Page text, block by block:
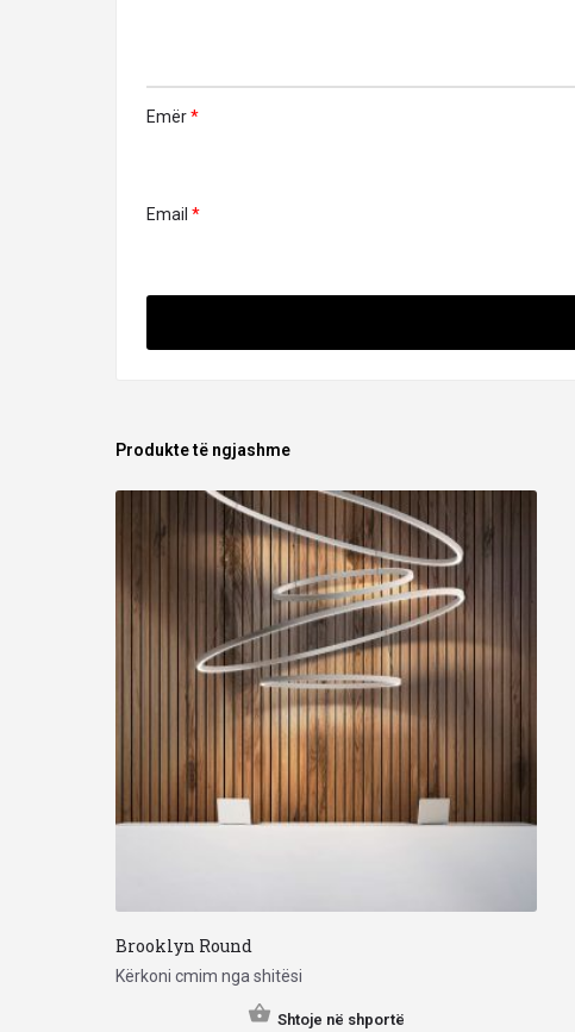
Emër*
Email *
Produkte të ngjashme
Brooklyn Round
Kërkoni cmim nga shitësi
Shtoje në shportë